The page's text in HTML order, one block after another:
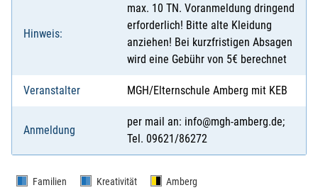
Hinweis:
max. 10 TN. Voranmeldung dringend
erforderlich! Bitte alte Kleidung
anziehen! Bei kurzfristigen Absagen
wird eine Gebühr von 5€ berechnet
Veranstalter MGH/Elternschule Amberg mit KEB
Anmeldung
per mail an: info@mgh-amberg.de;
Tel. 09621/86272
Familien Kreativität Amberg